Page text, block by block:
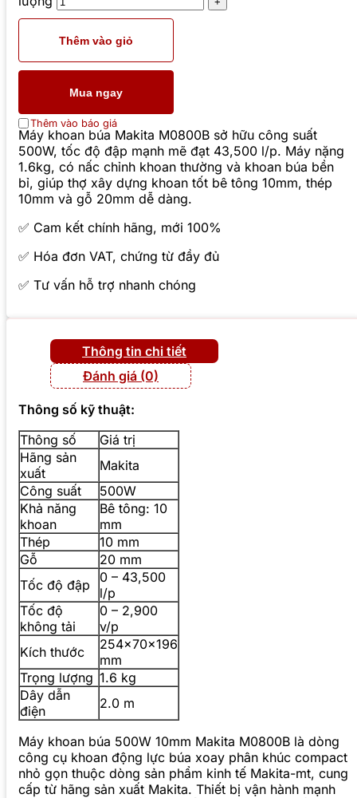
Thêm vào giỏ
Mua ngay
Thêm vào báo giá
Máy khoan búa Makita M0800B sở hữu công suất
500W, tốc độ đập mạnh mẽ đạt 43,500 l/p. Máy nặng
1.6kg, có nấc chỉnh khoan thường và khoan búa bền
bỉ, giúp thợ xây dựng khoan tốt bê tông 10mm, thép
10mm và gỗ 20mm dễ dàng.
✅ Cam kết chính hãng, mới 100%
✅ Hóa đơn VAT, chứng từ đầy đủ
✅ Tư vấn hỗ trợ nhanh chóng
Thông tin chi tiết
Đánh giá (0)
Thông số kỹ thuật:
Thông số
Giá trị
Hãng sản
xuất
Makita
Công suất
500W
Khả năng
khoan
Bê tông: 10
mm
Thép
10 mm
Gỗ
20 mm
Tốc độ đập
0 – 43,500
l/p
Tốc độ
không tải
0 – 2,900
v/p
Kích thước
254x70x196
mm
Trọng lượng 1.6 kg
Dây dẫn
điện
2.0 m
Máy khoan búa 500W 10mm Makita M0800B là dòng
công cụ khoan động lực búa xoay phân khúc compact
nhỏ gọn thuộc dòng sản phẩm kinh tế Makita-mt, cung
cấp từ hãng sản xuất Makita. Thiết bị vận hành mạnh